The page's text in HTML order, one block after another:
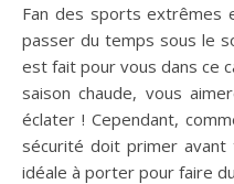
Fan des sports extrêmes et aquatiques ? Ou vous aimez
passer du temps sous le
est fait pour vous dans ce
saison chaude, vous
éclater ! Cependant,
sécurité doit primer
idéale à porter pour faire